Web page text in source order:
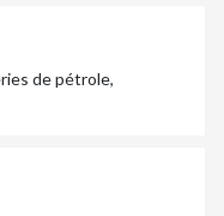
de pétrole,